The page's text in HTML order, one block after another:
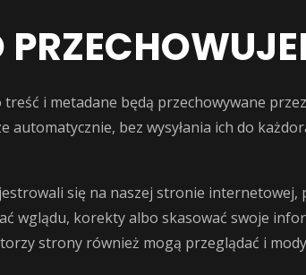
i metadane będą przechowywane
automatycznie, bez wysyłania ich do
się na naszej stronie
wglądu, korekty albo skasować swoje
strony również mogą przeglądać i